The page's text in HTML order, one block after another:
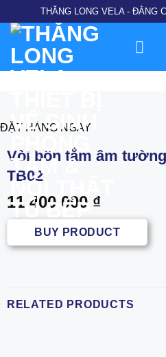
đến
dung
THĂNG LONG VELA - ĐẲNG
ĐẶT HÀNG NGAY
Vòi bồn tắm âm
TB02
11.400.000 ₫
BUY PRODUCT
RELATED PRODUCTS